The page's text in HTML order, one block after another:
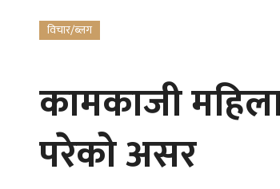
विचार/ब्लग
कामकाजी
परेको असर